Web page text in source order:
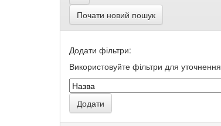
Почати новий пошук
Додати фільтри:
Використовуйте фільтри для